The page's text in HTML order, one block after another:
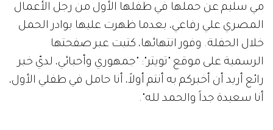
مي سليم عن حملها في طفلها الأول من رجل الأعمال
المصري علي رفاعي، بعدما ظهرت عليها بوادر الحمل
خلال الحفلة. وفور انتهائها، كتبت عبر صفحتها
الرسمية على موقع "تويتر": "جمهوري وأحبائي، لديّ خبر
رائع أريد أن أخبركم به أنتم أولاً، أنا حامل في طفلي الأول،
أنا سعيدة جداً والحمد لله".